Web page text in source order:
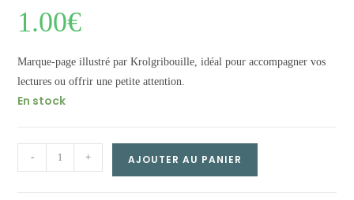
1.00€
Marque-page illustré par Krolgribouille, idéal pour accompagner vos
lectures ou offrir une petite attention.
En stock
page
- + AJOUTER AU PANIER